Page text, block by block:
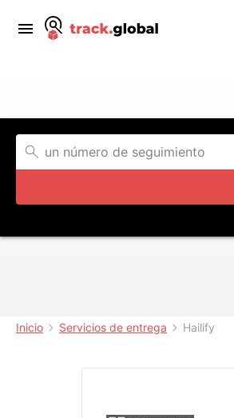
Inicio Servicios de entrega Hailify